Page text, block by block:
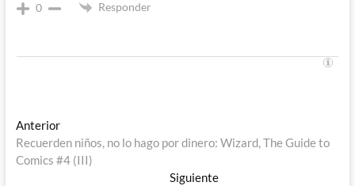
0 Responder
Navegación
de
AnteriorEntrada
anterior:
Recuerden niños, no lo hago por dinero: Wizard, The Guide to
Comics #4 (III)
SiguienteEntrada